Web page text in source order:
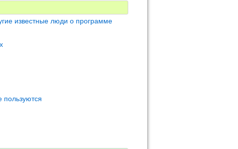
известные люди о программе
пользуются